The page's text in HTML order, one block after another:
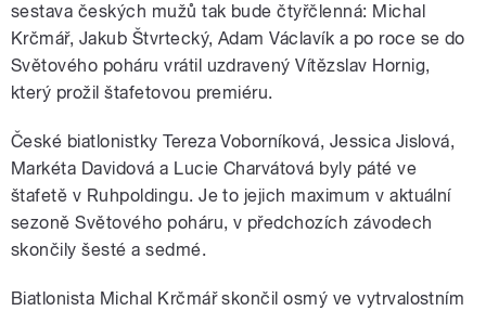
sestava českých mužů tak bude čtyřčlenná: Michal
Krčmář, Jakub Štvrtecký, Adam Václavík a po roce se do
Světového poháru vrátil uzdravenýVítězslav Hornig,
který prožil štafetovou premiéru.
České biatlonistky Tereza Voborníková, Jessica Jislová,
Markéta Davidová a Lucie Charvátová byly páté ve
štafetě v Ruhpoldingu. Je to jejich maximum v aktuální
sezoně Světového poháru, v předchozích závodech
skončily šesté a sedmé.
Biatlonista Michal Krčmář skončil osmý ve vytrvalostním